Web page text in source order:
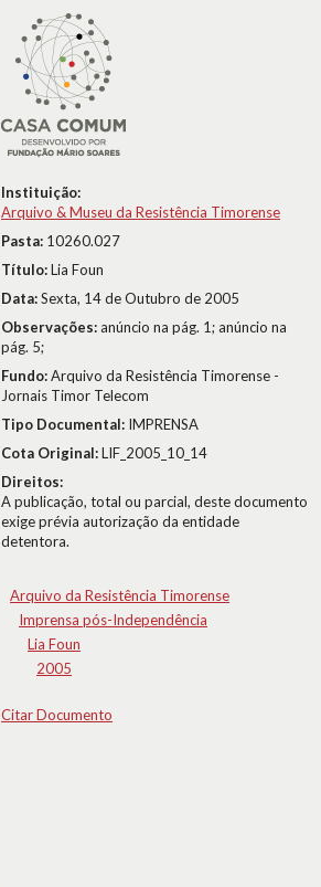
Instituição:
Arquivo & Museu da Resistência Timorense
Pasta: 10260.027
Título:Lia Foun
Data:Sexta, 14 de Outubro de 2005
Observações:anúncio na pág. 1; anúncio na
pág. 5;
Fundo:Arquivo da Resistência Timorense -
Jornais Timor Telecom
Tipo Documental: IMPRENSA
Cota Original:LIF_2005_10_14
Direitos:
A publicação, total ou parcial, deste documento
exige prévia autorização da entidade
detentora.
Arquivo da Resistência Timorense
Imprensa pós-Independência
Lia Foun
2005
Citar Documento